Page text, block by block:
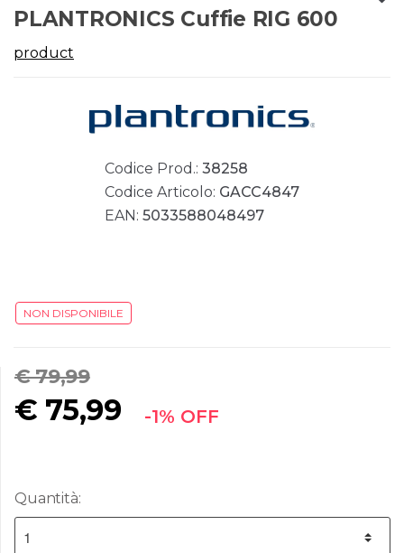
PLANTRONICS Cuffie RIG 600
product
Codice Prod.: 38258
Codice Articolo: GACC4847
EAN: 5033588048497
NON DISPONIBILE
€ 79,99
€ 75,99 -1% OFF
Quantità: